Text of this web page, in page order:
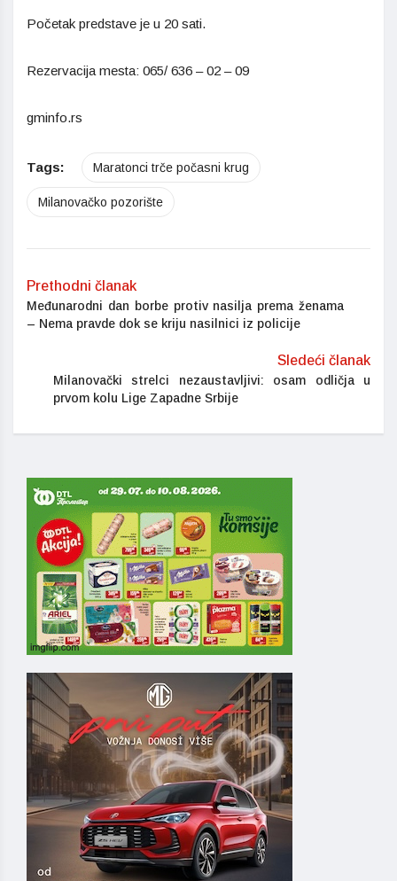
Početak predstave je u 20 sati.
Rezervacija mesta: 065/ 636 – 02 – 09
gminfo.rs
Tags: Maratonci trče počasni krug
Milanovačko pozorište
Prethodni članak
Međunarodni dan borbe protiv nasilja prema ženama
– Nema pravde dok se kriju nasilnici iz policije
Sledeći članak
Milanovački strelci nezaustavljivi: osam odličja u
prvom kolu Lige Zapadne Srbije